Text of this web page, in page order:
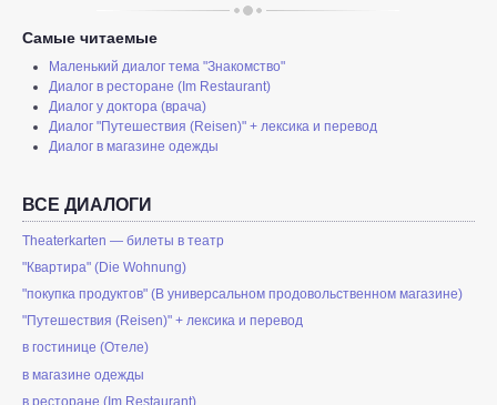
Самые читаемые
Маленький диалог тема "Знакомство"
Диалог в ресторане (Im Restaurant)
Диалог у доктора (врача)
Диалог "Путешествия (Reisen)" + лексика и перевод
Диалог в магазине одежды
ВСЕ ДИАЛОГИ
Theaterkarten — билеты в театр
"Квартира" (Die Wohnung)
"покупка продуктов" (В универсальном продовольственном магазине)
"Путешествия (Reisen)" + лексика и перевод
в гостинице (Отеле)
в магазине одежды
в ресторане (Im Restaurant)